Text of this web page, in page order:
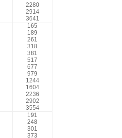
2280
2914
3641
165
189
261
318
381
517
677
979
1244
1604
2236
2902
3554
191
248
301
373